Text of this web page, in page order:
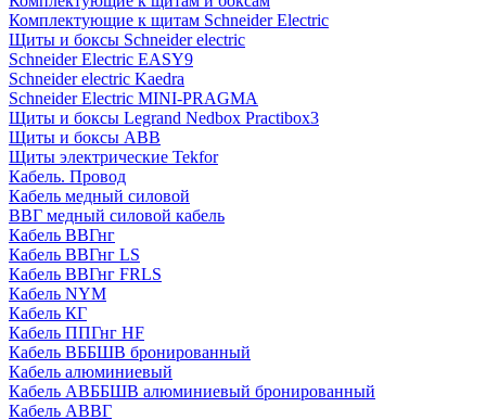
Комплектующие к щитам Schneider Electric
Щиты и боксы Schneider electric
Schneider Electric EASY9
Schneider electric Kaedra
Schneider Electric MINI-PRAGMA
Щиты и боксы Legrand Nedbox Practibox3
Щиты и боксы ABB
Щиты электрические Tekfor
Кабель. Провод
Кабель медный силовой
ВВГ медный силовой кабель
Кабель ВВГнг
Кабель ВВГнг LS
Кабель ВВГнг FRLS
Кабель NYM
Кабель КГ
Кабель ППГнг HF
Кабель ВББШВ бронированный
Кабель алюминиевый
Кабель АВББШВ алюминиевый бронированный
Кабель АВВГ